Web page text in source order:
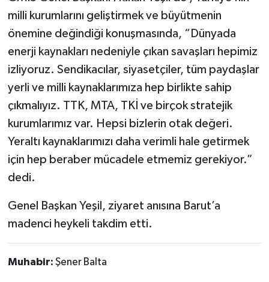
milli kurumlarını geliştirmek ve büyütmenin
önemine değindiği konuşmasında, “Dünyada
enerji kaynakları nedeniyle çıkan savaşları hepimiz
izliyoruz. Sendikacılar, siyasetçiler, tüm paydaşlar
yerli ve milli kaynaklarımıza hep birlikte sahip
çıkmalıyız. TTK, MTA, TKİ ve birçok stratejik
kurumlarımız var. Hepsi bizlerin otak değeri.
Yeraltı kaynaklarımızı daha verimli hale getirmek
için hep beraber mücadele etmemiz gerekiyor.”
dedi.
Genel Başkan Yeşil, ziyaret anısına Barut’a
madenci heykeli takdim etti.
Muhabir: Şener Balta